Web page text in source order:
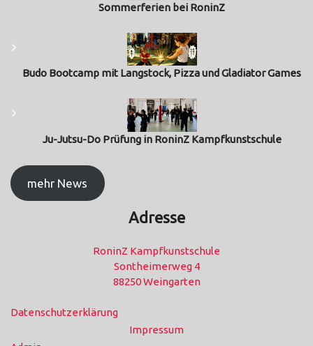
Sommerferien bei RoninZ
Budo Bootcamp mit Langstock, Pizza und Gladiator Games
Ju-Jutsu-Do Prüfung in RoninZ Kampfkunstschule
mehr News
Adresse
RoninZ Kampfkunstschule
Sontheimerweg 4
88250 Weingarten
Datenschutzerklärung
Impressum